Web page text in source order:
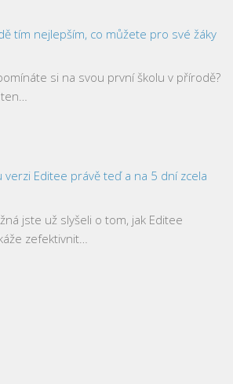
tím nejlepším, co můžete pro své žáky
si na svou první školu v přírodě?
ten…
Editee právě teď a na 5 dní zcela
jste už slyšeli o tom, jak Editee
zefektivnit…